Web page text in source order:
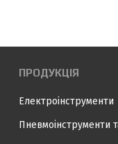
ПРОДУКЦІЯ
Електроінструменти
Пневмоінструменти